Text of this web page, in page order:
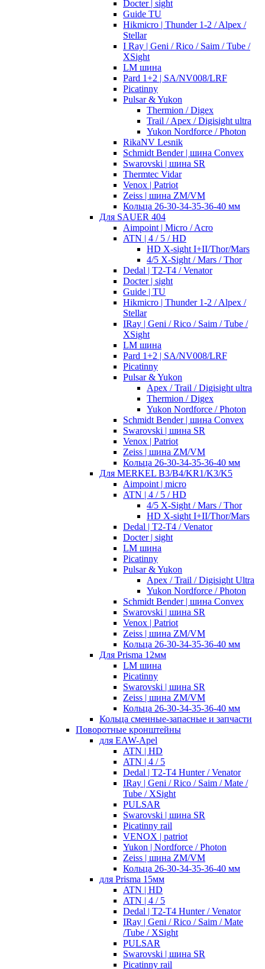
Docter | sight
Guide TU
Hikmicro | Thunder 1-2 / Alpex /
Stellar
I Ray | Geni / Rico / Saim / Tube /
XSight
LM шина
Pard 1+2 | SA/NV008/LRF
Picatinny
Pulsar & Yukon
Thermion / Digex
Trail / Apex / Digisight ultra
Yukon Nordforce / Photon
RikaNV Lesnik
Schmidt Bender | шина Convex
Swarovski | шина SR
Thermtec Vidar
Venox | Patriot
Zeiss | шина ZM/VM
Кольца 26-30-34-35-36-40 мм
Для SAUER 404
Aimpoint | Micro / Acro
ATN | 4 / 5 / HD
HD X-sight I+II/Thor/Mars
4/5 X-Sight / Mars / Thor
Dedal | T2-T4 / Venator
Docter | sight
Guide | TU
Hikmicro | Thunder 1-2 / Alpex /
Stellar
IRay | Geni / Rico / Saim / Tube /
XSight
LM шина
Pard 1+2 | SA/NV008/LRF
Picatinny
Pulsar & Yukon
Apex / Trail / Digisight ultra
Thermion / Digex
Yukon Nordforce / Photon
Schmidt Bender | шина Convex
Swarovski | шина SR
Venox | Patriot
Zeiss | шина ZM/VM
Кольца 26-30-34-35-36-40 мм
Для MERKEL B3/B4/KR1/K3/K5
Aimpoint | micro
ATN | 4 / 5 / HD
4/5 X-Sight / Mars / Thor
HD X-sight I+II/Thor/Mars
Dedal | T2-T4 / Venator
Docter | sight
LM шина
Picatinny
Pulsar & Yukon
Apex / Trail / Digisight Ultra
Yukon Nordforce / Photon
Schmidt Bender | шина Convex
Swarovski | шина SR
Venox | Patriot
Zeiss | шина ZM/VM
Кольца 26-30-34-35-36-40 мм
Для Prisma 12мм
LM шина
Picatinny
Swarovski | шина SR
Zeiss | шина ZM/VM
Кольца 26-30-34-35-36-40 мм
Кольца сменные-запасные и запчасти
Поворотные кронштейны
для EAW-Apel
ATN | HD
ATN | 4 / 5
Dedal | T2-T4 Hunter / Venator
IRay | Geni / Rico / Saim / Mate /
Tube / XSight
PULSAR
Swarovski | шина SR
Picatinny rail
VENOX | patriot
Yukon | Nordforce / Photon
Zeiss | шина ZM/VM
Кольца 26-30-34-35-36-40 мм
для Prisma 15мм
ATN | HD
ATN | 4 / 5
Dedal | T2-T4 Hunter / Venator
IRay | Geni / Rico / Saim / Mate
/Tube / XSight
PULSAR
Swarovski | шина SR
Picatinny rail